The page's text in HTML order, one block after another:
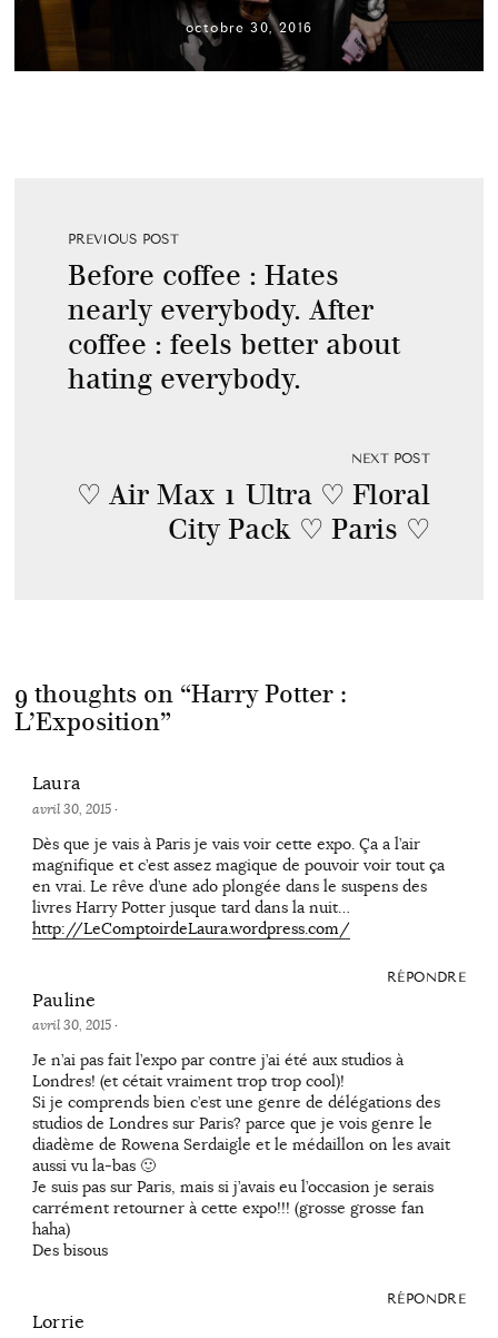
octobre 30, 2016
PREVIOUS POST
Before coffee : Hates
nearly everybody. After
coffee : feels better about
hating everybody.
NEXT POST
♡ Air Max 1 Ultra ♡ Floral
City Pack ♡ Paris ♡
9 thoughts on “Harry Potter :
L’Exposition”
Laura
avril 30, 2015·
Dès que je vais à Paris je vais voir cette expo. Ça a l’air
magnifique et c’est assez magique de pouvoir voir tout ça
en vrai. Le rêve d’une ado plongée dans le suspens des
livres Harry Potter jusque tard dans la nuit…
http://LeComptoirdeLaura.wordpress.com/
RÉPONDRE
Pauline
avril 30, 2015·
Je n’ai pas fait l’expo par contre j’ai été aux studios à
Londres! (et cétait vraiment trop trop cool)!
Si je comprends bien c’est une genre de délégations des
studios de Londres sur Paris? parce que je vois genre le
diadème de Rowena Serdaigle et le médaillon on les avait
aussi vu la-bas 🙂
Je suis pas sur Paris, mais si j’avais eu l’occasion je serais
carrément retourner à cette expo!!! (grosse grosse fan
haha)
Des bisous
RÉPONDRE
Lorrie